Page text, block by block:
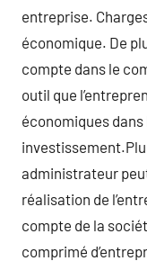
entreprise.
économique. De
compte dans le
outil que
économiques dans
administrateur
réalisation de
compte de la
comprimé